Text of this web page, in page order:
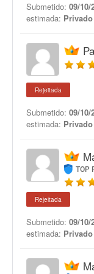
Submetido: 09/10/
estimada: Privado
Rejeitada
Submetido: 09/10/
estimada: Privado
TOP
Rejeitada
Submetido: 09/10/
estimada: Privado